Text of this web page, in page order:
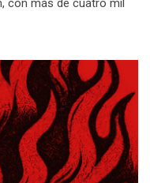
con más de cuatro mil